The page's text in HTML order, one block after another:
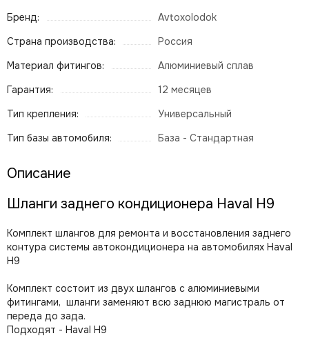
Бренд:
Avtoxolodok
Страна производства:
Россия
Материал фитингов:
Алюминиевый сплав
Гарантия:
12 месяцев
Тип крепления:
Универсальный
Тип базы автомобиля:
База - Стандартная
Описание
Шланги заднего кондиционера Haval H9
Комплект шлангов для ремонта и восстановления заднего
контура системы автокондиционера на автомобилях Haval
H9
Комплект состоит из двух шлангов с алюминиевыми
фитингами, шланги заменяют всю заднюю магистраль от
переда до зада.
Подходят - Haval H9